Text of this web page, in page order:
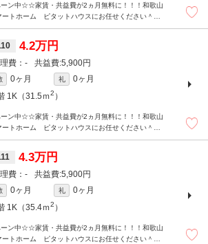
ン中☆☆家賃・共益費が2ヵ月無料に！！！和歌山
ートホーム ピタットハウスにお任せください＾＾
4.2万円
- 5,900円
0ヶ月 礼
0ヶ月
1K（31.5ｍ2 ）
ン中☆☆家賃・共益費が2ヵ月無料に！！！和歌山
ートホーム ピタットハウスにお任せください＾＾
4.3万円
- 5,900円
0ヶ月 礼
0ヶ月
1K（35.4ｍ2 ）
ン中☆☆家賃・共益費が2ヵ月無料に！！！和歌山
ートホーム ピタットハウスにお任せください＾＾